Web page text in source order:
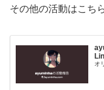
その他の活動はこち
オ